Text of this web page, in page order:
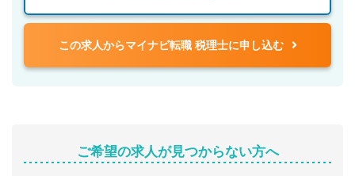
この求人からマイナビ転職 税理士に申し込む
ご希望の求人が見つからない方へ